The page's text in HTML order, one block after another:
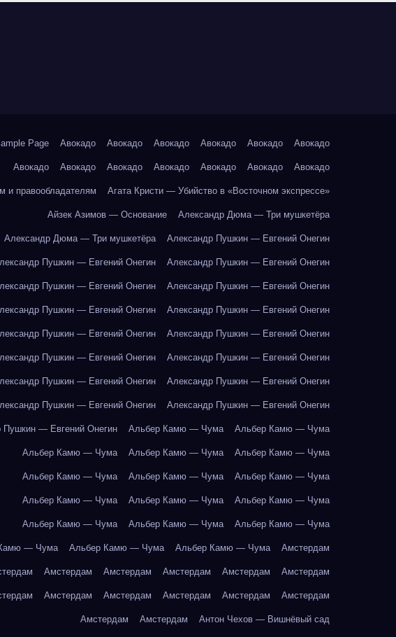
Page Авокадо Авокадо Авокадо Авокадо Авокадо Авокадо
Авокадо Авокадо Авокадо Авокадо Авокадо Авокадо Авокадо
и правообладателям Агата Кристи — Убийство в «Восточном экспрессе»
Айзек Азимов — Основание Александр Дюма — Три мушкетёра
Александр Дюма — Три мушкетёра Александр Пушкин — Евгений Онегин
Пушкин — Евгений Онегин Александр Пушкин — Евгений Онегин
Пушкин — Евгений Онегин Александр Пушкин — Евгений Онегин
Пушкин — Евгений Онегин Александр Пушкин — Евгений Онегин
Пушкин — Евгений Онегин Александр Пушкин — Евгений Онегин
Пушкин — Евгений Онегин Александр Пушкин — Евгений Онегин
Пушкин — Евгений Онегин Александр Пушкин — Евгений Онегин
Пушкин — Евгений Онегин Александр Пушкин — Евгений Онегин
Пушкин — Евгений Онегин Альбер Камю — Чума Альбер Камю — Чума
Альбер Камю — Чума Альбер Камю — Чума Альбер Камю — Чума
Альбер Камю — Чума Альбер Камю — Чума Альбер Камю — Чума
Альбер Камю — Чума Альбер Камю — Чума Альбер Камю — Чума
Альбер Камю — Чума Альбер Камю — Чума Альбер Камю — Чума
— Чума Альбер Камю — Чума Альбер Камю — Чума Амстердам
Амстердам Амстердам Амстердам Амстердам Амстердам
Амстердам Амстердам Амстердам Амстердам Амстердам
Амстердам Амстердам Антон Чехов — Вишнёвый сад